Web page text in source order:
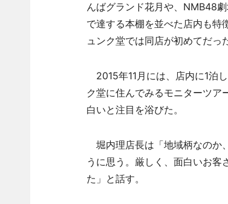
んばグランド花月や、NMB48
で達する本棚を並べた店内も特
ュンク堂では同店が初めてだった
2015年11月には、店内に1泊
ク堂に住んでみるモニターツ
白いと注目を浴びた。
堀内理店長は「地域柄なのか
うに思う。厳しく、面白いお
た」と話す。